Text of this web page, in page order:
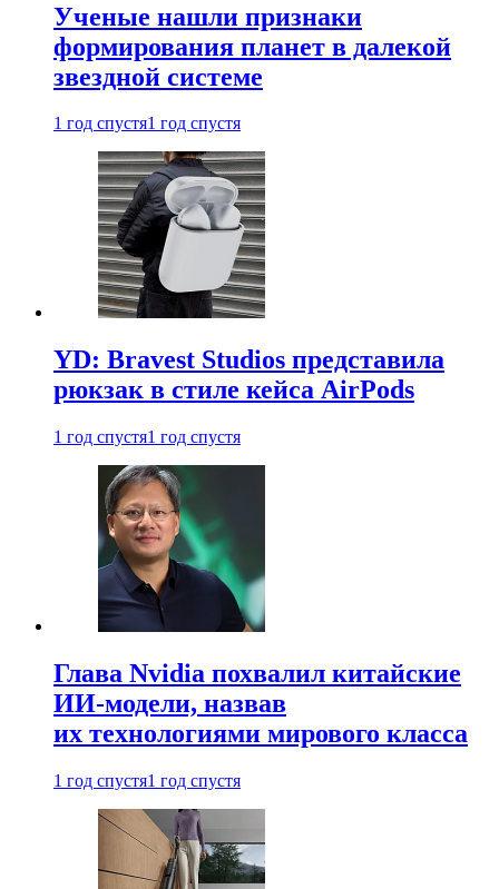
Ученые нашли признаки
формирования планет в далекой
звездной системе
1 год спустя1 год спустя
YD: Bravest Studios представила
рюкзак в стиле кейса AirPods
1 год спустя1 год спустя
Глава Nvidia похвалил китайские
ИИ-модели, назвав
их технологиями мирового класса
1 год спустя1 год спустя